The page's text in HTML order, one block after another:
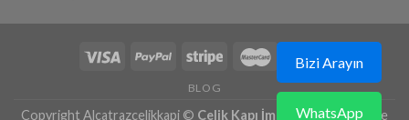
BLOG
Copyright Alcatrazcelikkapi © Çelik Kapı İmalat Ve Satış| İade
Bizi Arayın
WhatsApp